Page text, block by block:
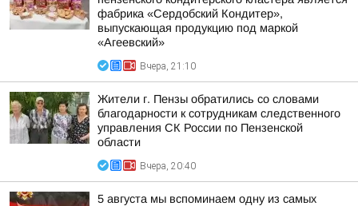
фабрика «Сердобский Кондитер»,
выпускающая продукцию под маркой
«Агеевский»
Вчера, 21:10
Жители г. Пензы обратились со словами
благодарности к сотрудникам следственного
управления СК России по Пензенской
области
Вчера, 20:40
5 августа мы вспоминаем одну из самых